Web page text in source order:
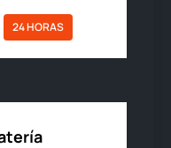
24 HORAS